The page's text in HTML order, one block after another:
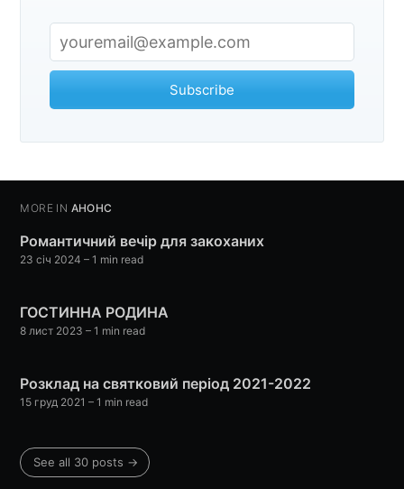
Subscribe
MORE IN АНОНС
Романтичний вечір для закоханих
23 січ 2024 – 1 min read
ГОСТИННА РОДИНА
8 лист 2023 – 1 min read
Розклад на святковий період 2021-2022
15 груд 2021 – 1 min read
See all 30 posts →
Subscribe to
Нове Життя